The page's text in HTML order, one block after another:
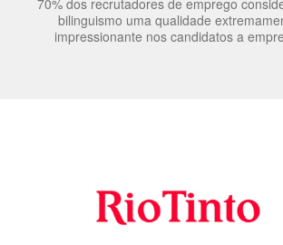
70% dos recrutadores de emprego
bilinguismo uma qualidade
impressionante nos candidatos a